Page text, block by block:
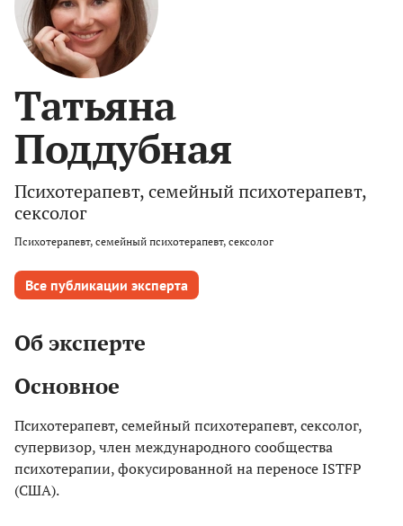
Татьяна
Поддубная
Психотерапевт, семейный психотерапевт,
сексолог
Психотерапевт, семейный психотерапевт, сексолог
Все публикации эксперта
Об эксперте
Основное
Психотерапевт, семейный психотерапевт, сексолог,
супервизор, член международного сообщества
психотерапии, фокусированной на переносе ISTFP
(США).